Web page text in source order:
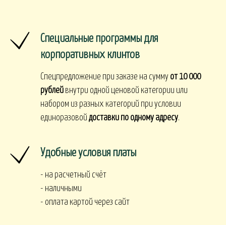
Специальные программы для
корпоративных клинтов
Спецпредложение при заказе на сумму от 10 000
рублей внутри одной ценовой категории или
набором из разных категорий при условии
единоразовой доставки по одному адресу.
Удобные условия платы
- на расчетный счёт
- наличными
- оплата картой через сайт